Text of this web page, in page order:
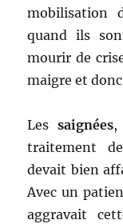
mobilisation
quand ils
mourir de
maigre et
Lessaignées,
traitement
devait bien
Avec un
aggravait